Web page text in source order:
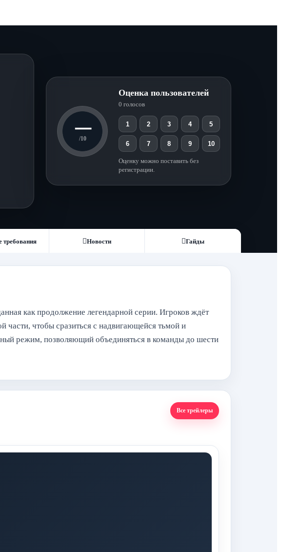
—
/10
Оценка пользователей
0 голосов
1 2 3 4 5
6 7 8 9 10
Оценку можно поставить без
регистрации.
требования Новости Гайды
как продолжение легендарной серии. Игроков ждёт
части, чтобы сразиться с надвигающейся тьмой и
режим, позволяющий объединяться в команды до шести
Все трейлеры